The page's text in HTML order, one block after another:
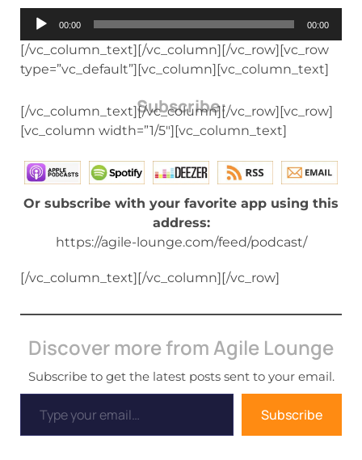
Audio
00:00 00:00
[/vc_column_text][/vc_column][/vc_row][vc_row
type=”vc_default”][vc_column][vc_column_text]
Subscribe:
[/vc_column_text][/vc_column][/vc_row][vc_row]
[vc_column width=”1/5″][vc_column_text]
Or subscribe with your favorite app using this
address:
https://agile-lounge.com/feed/podcast/
[/vc_column_text][/vc_column][/vc_row]
Discover more from Agile Lounge
Subscribe to get the latest posts sent to your email.
Subscribe